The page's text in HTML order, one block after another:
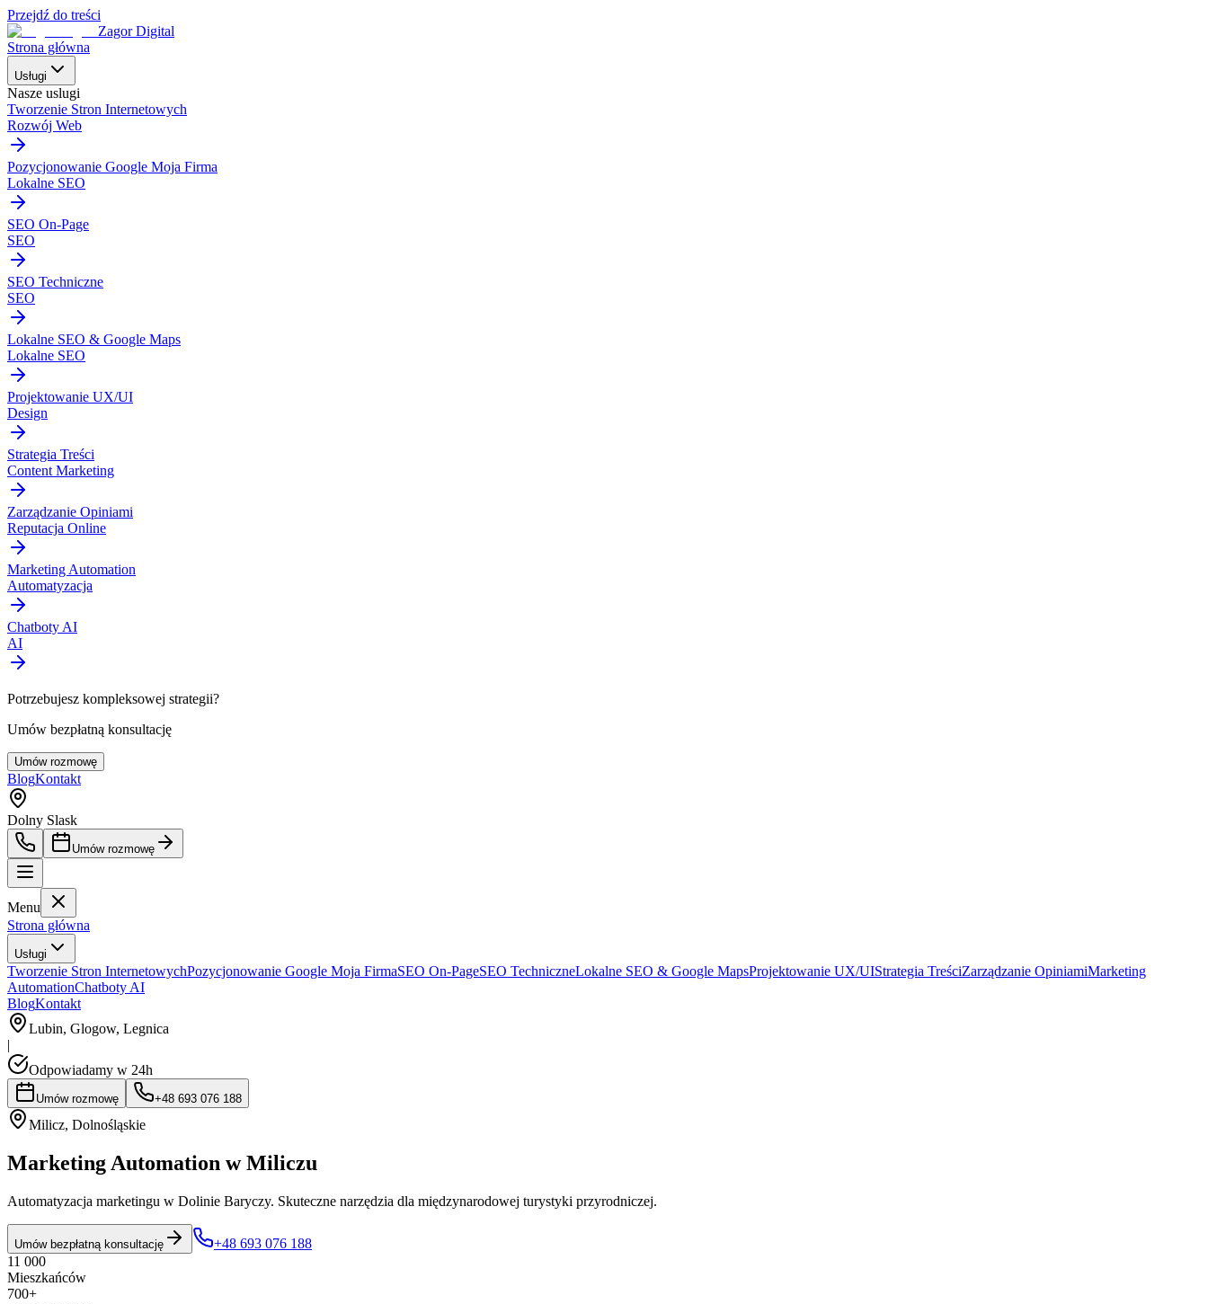
Przejdź do treści
Zagor Digital
Strona główna
Usługi
Nasze uslugi
Tworzenie Stron Internetowych
Rozwój Web
Pozycjonowanie Google Moja Firma
Lokalne SEO
SEO On-Page
SEO
SEO Techniczne
SEO
Lokalne SEO & Google Maps
Lokalne SEO
Projektowanie UX/UI
Design
Strategia Treści
Content Marketing
Zarządzanie Opiniami
Reputacja Online
Marketing Automation
Automatyzacja
Chatboty AI
AI
Potrzebujesz kompleksowej strategii?
Umów bezpłatną konsultację
Umów rozmowę
BlogKontakt
Dolny Slask
Umów rozmowę
Menu
Strona główna
Usługi
Tworzenie Stron InternetowychPozycjonowanie Google Moja FirmaSEO On-PageSEO TechniczneLokalne SEO & Google MapsProjektowanie UX/UIStrategia TreściZarządzanie OpiniamiMarketing
AutomationChatboty AI
BlogKontakt
Lubin, Glogow, Legnica
|
Odpowiadamy w 24h
Umów rozmowę +48 693 076 188
Milicz, Dolnośląskie
Marketing Automation w Miliczu
Automatyzacja marketingu w Dolinie Baryczy. Skuteczne narzędzia dla międzynarodowej turystyki przyrodniczej.
Umów bezpłatną konsultację
+48 693 076 188
11 000
Mieszkańców
700+